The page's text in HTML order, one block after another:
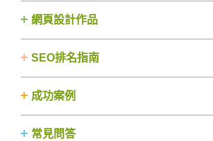
網頁設計作品
SEO排名指南
成功案例
常見問答